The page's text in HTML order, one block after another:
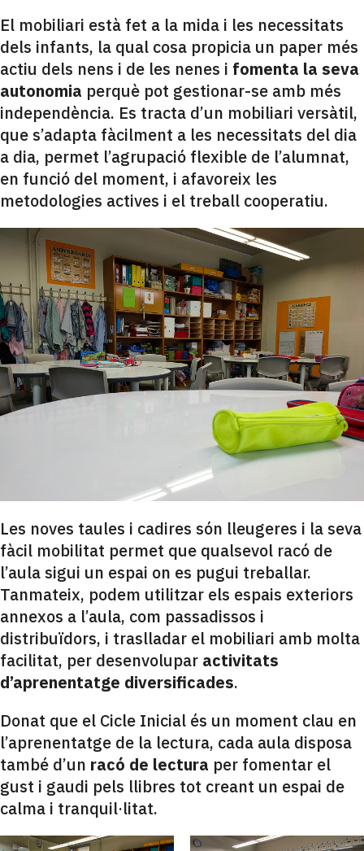
El mobiliari està fet a la mida i les necessitats
dels infants, la qual cosa propicia un paper més
actiu dels nens i de les nenes i fomenta la seva
autonomia perquè pot gestionar-se amb més
independència. Es tracta d’un mobiliari versàtil,
que s’adapta fàcilment a les necessitats del dia
a dia, permet l’agrupació flexible de l’alumnat,
en funció del moment, i afavoreix les
metodologies actives i el treball cooperatiu.
Les noves taules i cadires són lleugeres i la seva
fàcil mobilitat permet que qualsevol racó de
l’aula sigui un espai on es pugui treballar.
Tanmateix, podem utilitzar els espais exteriors
annexos a l’aula, com passadissos i
distribuïdors, i traslladar el mobiliari amb molta
facilitat, per desenvolupar activitats
d’aprenentatge diversificades.
Donat que el Cicle Inicial és un moment clau en
l’aprenentatge de la lectura, cada aula disposa
també d’un racó de lectura per fomentar el
gust i gaudi pels llibres tot creant un espai de
calma i tranquil·litat.